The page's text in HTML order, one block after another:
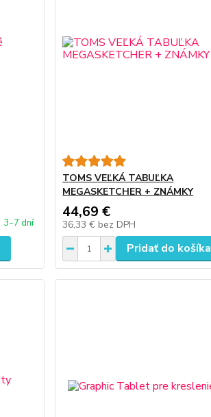
3-7 dní
TOMS VEĽKÁ TABUĽKA
MEGASKETCHER + ZNÁMKY
44,69 €
36,33 € bez DPH
Pridať do košíka